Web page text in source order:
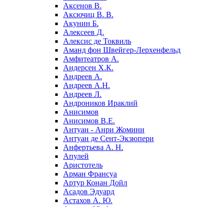
Аксенов В.
Аксючиц В. В.
Акунин Б.
Алексеев Д.
Алексис де Токвиль
Аманд фон Швейгер-Лерхенфельд
Амфитеатров А.
Андерсен Х.К.
Андреев А.
Андреев А.Н.
Андреев Л.
Андроников Ираклий
Анисимов
Анисимов В.Е.
Антуан - Анри Жомини
Антуан де Сент-Экзюпери
Анфертьева А. Н.
Апулей
Аристотель
Арман Франсуа
Артур Конан Дойл
Асадов Эдуард
Астахов А. Ю.